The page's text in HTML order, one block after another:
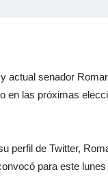
actual senador
en las próximas
perfil de Twitter,
para este